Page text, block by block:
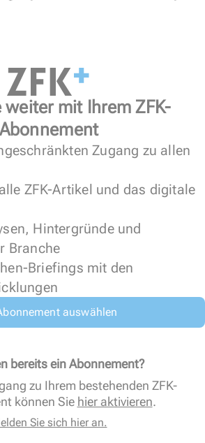
weiter mit Ihrem ZFK-
Abonnement
Zugang zu allen
ZFK-Artikel und das digitale
Hintergründe und
Branche
Briefings mit den
auswählen
bereits ein Abonnement?
zu Ihrem bestehenden ZFK-
können Sie hier aktivieren.
Sie sich hier an.